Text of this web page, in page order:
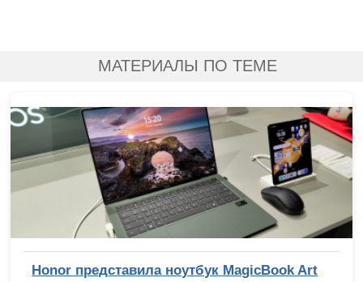
МАТЕРИАЛЫ ПО ТЕМЕ
Honor представила ноутбук MagicBook Art